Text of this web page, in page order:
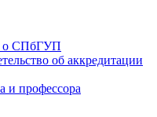
о СПбГУП
об аккредитации
и профессора